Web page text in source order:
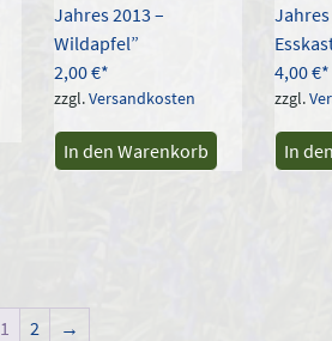
Jahres 2013 –
Wildapfel”
2,00€
zzgl.Versandkosten
In den Warenkorb
Jahres
4,00€
zzgl.
In
1 2 →